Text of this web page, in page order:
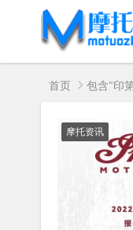
首页 包含"印
摩托资讯